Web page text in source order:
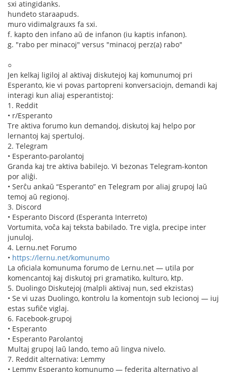
sxi atingidanks.
hundeto staraapuds.
muro vidimalgrauxs fa sxi.
f. kapto den infano aŭ de infanon (iu kaptis infanon).
g. "rabo per minacoj" versus "minacoj perz(a) rabo"
○
Jen kelkaj ligiloj al aktivaj diskutejoj kaj komunumoj pri
Esperanto, kie vi povas partopreni konversaciojn, demandi kaj
interagi kun aliaj esperantistoj:
1. Reddit
• r/Esperanto
Tre aktiva forumo kun demandoj, diskutoj kaj helpo por
lernantoj kaj spertuloj.
2. Telegram
• Esperanto-parolantoj
Granda kaj tre aktiva babilejo. Vi bezonas Telegram-konton
por aliĝi.
• Serĉu ankaŭ “Esperanto” en Telegram por aliaj grupoj laŭ
temoj aŭ regionoj.
3. Discord
• Esperanto Discord (Esperanta Interreto)
Vortumita, voĉa kaj teksta babilado. Tre vigla, precipe inter
junuloj.
4. Lernu.net Forumo
• https://lernu.net/komunumo
La oficiala komunuma forumo de Lernu.net — utila por
komencantoj kaj diskutoj pri gramatiko, kulturo, ktp.
5. Duolingo Diskutejoj (malpli aktivaj nun, sed ekzistas)
• Se vi uzas Duolingo, kontrolu la komentojn sub lecionoj — iuj
estas sufiĉe viglaj.
6. Facebook-grupoj
• Esperanto
• Esperanto Parolantoj
Multaj grupoj laŭ lando, temo aŭ lingva nivelo.
7. Reddit alternativa: Lemmy
• Lemmy Esperanto komunumo — federita alternativo al